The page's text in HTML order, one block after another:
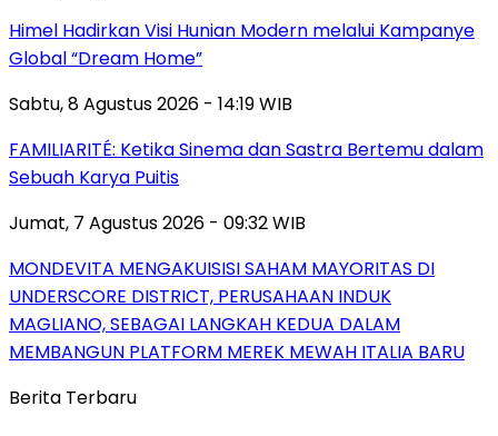
Himel Hadirkan Visi Hunian Modern melalui Kampanye
Global “Dream Home”
Sabtu, 8 Agustus 2026 - 14:19 WIB
FAMILIARITÉ: Ketika Sinema dan Sastra Bertemu dalam
Sebuah Karya Puitis
Jumat, 7 Agustus 2026 - 09:32 WIB
MONDEVITA MENGAKUISISI SAHAM MAYORITAS DI
UNDERSCORE DISTRICT, PERUSAHAAN INDUK
MAGLIANO, SEBAGAI LANGKAH KEDUA DALAM
MEMBANGUN PLATFORM MEREK MEWAH ITALIA BARU
Berita Terbaru